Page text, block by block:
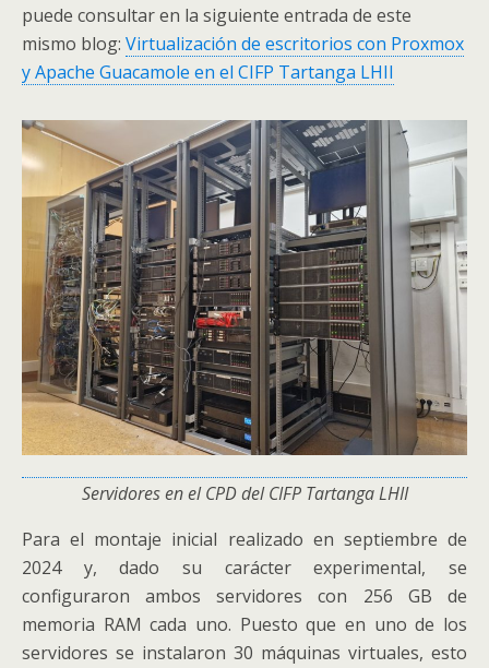
puede consultar en la siguiente entrada de este
mismo blog: Virtualización de escritorios con Proxmox
y Apache Guacamole en el CIFP Tartanga LHII
Servidores en el CPD del CIFP Tartanga LHII
Para el montaje inicial realizado en septiembre de
2024 y, dado su carácter experimental, se
configuraron ambos servidores con 256 GB de
memoria RAM cada uno. Puesto que en uno de los
servidores se instalaron 30 máquinas virtuales, esto